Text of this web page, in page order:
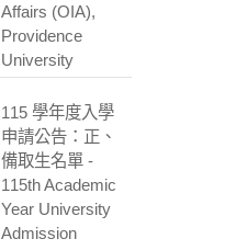
Affairs (OIA),
Providence
University
115 學年度入學
申請公告：正、
備取生名單 -
115th Academic
Year University
Admission